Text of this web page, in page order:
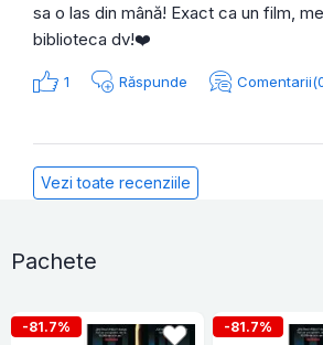
sa o las din mână! Exact ca un film,
biblioteca dv!❤️
1 Răspunde
Vezi toate recenziile
Pachete
-81.7% -81.7%